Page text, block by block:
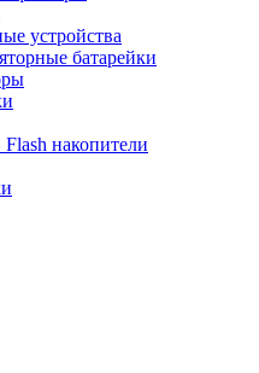
устройства
батарейки
накопители